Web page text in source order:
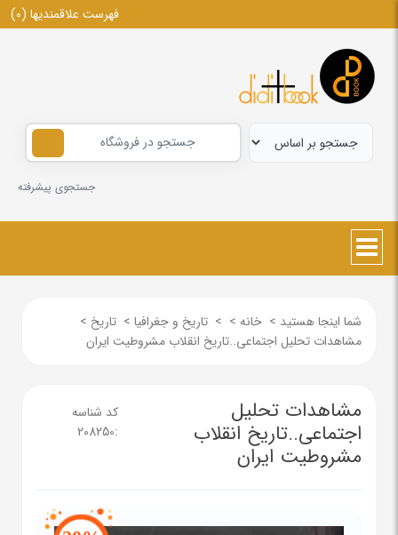
فهرست علاقمندیها (0)
جستجوی پیشرفته
شما اینجا هستید > خانه >
> تاریخ و جغرافیا > تاریخ >
مشاهدات تحلیل اجتماعی..تاریخ انقلاب مشروطیت ایران
مشاهدات تحلیل
اجتماعی..تاریخ انقلاب
مشروطیت ایران
کد شناسه
:
208250